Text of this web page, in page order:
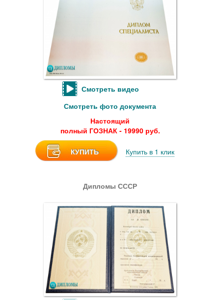
Смотреть видео
Смотреть фото документа
Настоящий
полный ГОЗНАК - 19990 руб.
КУПИТЬ Купить в 1 клик
Дипломы СССР